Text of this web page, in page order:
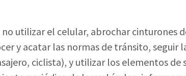
utilizar el celular, abrochar cinturones
y acatar las normas de tránsito, seguir
ciclista), y utilizar los elementos de